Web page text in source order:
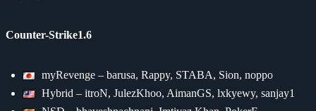
Counter-Strike1.6
myRevenge – barusa, Rappy, STABA, Sion, noppo
Hybrid – itroN, JulezKhoo, AimanGS, lxkyewy, sanjay1